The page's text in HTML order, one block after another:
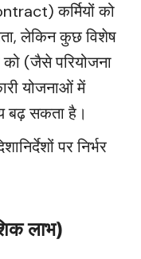
कर्मियों को
लेकिन कुछ विशेष
को (जैसे परियोजना
योजनाओं में
बढ़ सकता है।
पर निर्भर
लाभ)